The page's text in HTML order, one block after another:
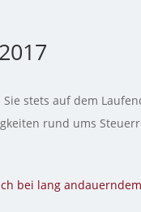
stets auf dem
rund ums
bei lang